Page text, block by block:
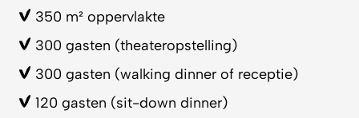
350 m² oppervlakte
300 gasten (theateropstelling)
300 gasten (walking dinner of receptie)
120 gasten (sit-down dinner)